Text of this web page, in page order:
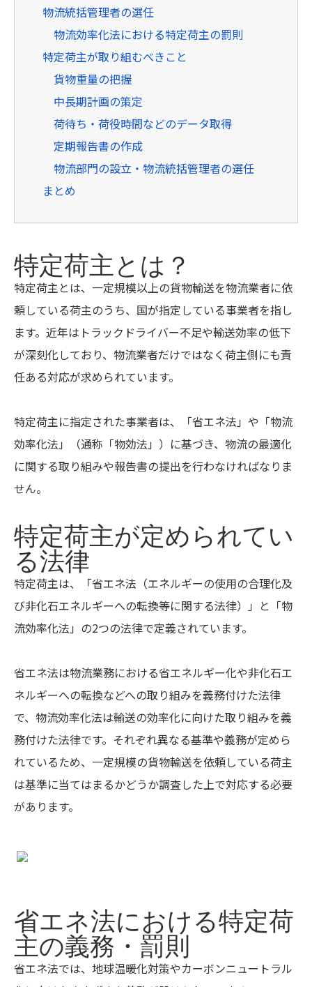
物流統括管理者の選任
物流効率化法における特定荷主の罰則
特定荷主が取り組むべきこと
貨物重量の把握
中長期計画の策定
荷待ち・荷役時間などのデータ取得
定期報告書の作成
物流部門の設立・物流統括管理者の選任
まとめ
特定荷主とは？
特定荷主とは、一定規模以上の貨物輸送を物流業者に依
頼している荷主のうち、国が指定している事業者を指し
ます。近年はトラックドライバー不足や輸送効率の低下
が深刻化しており、物流業者だけではなく荷主側にも責
任ある対応が求められています。
特定荷主に指定された事業者は、「省エネ法」や「物流
効率化法」（通称「物効法」）に基づき、物流の最適化
に関する取り組みや報告書の提出を行わなければなりま
せん。
特定荷主が定められてい
る法律
特定荷主は、「省エネ法（エネルギーの使用の合理化及
び非化石エネルギーへの転換等に関する法律）」と「物
流効率化法」の2つの法律で定義されています。
省エネ法は物流業務における省エネルギー化や非化石エ
ネルギーへの転換などへの取り組みを義務付けた法律
で、物流効率化法は輸送の効率化に向けた取り組みを義
務付けた法律です。それぞれ異なる基準や義務が定めら
れているため、一定規模の貨物輸送を依頼している荷主
は基準に当てはまるかどうか調査した上で対応する必要
があります。
省エネ法における特定荷
主の義務・罰則
省エネ法では、地球温暖化対策やカーボンニュートラル